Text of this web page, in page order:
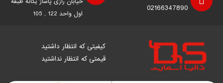
02166347890
اول واحد 122 , 105
کیفیتی که انتظار داشتید
قیمتی که انتظار نداشتید